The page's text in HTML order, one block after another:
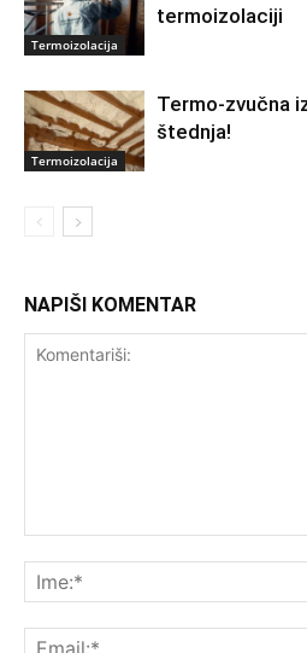
Termoizolacija
termoizolaciji
Termoizolacija
Termo-zvučna
štednja!
NAPIŠI KOMENTAR